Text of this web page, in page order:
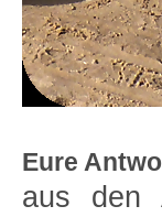
Eure
aus den